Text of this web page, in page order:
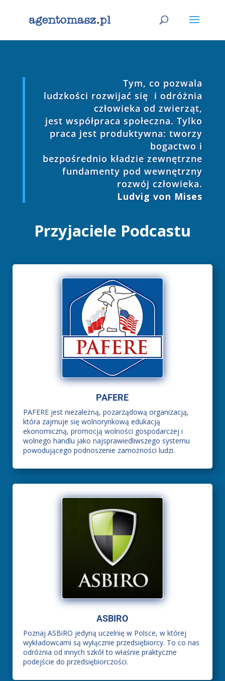
Tym, co pozwala
ludzkości rozwijać się i odróżnia
człowieka od zwierząt,
jest współpraca społeczna. Tylko
praca jest produktywna: tworzy
bogactwo i
bezpośrednio kładzie zewnętrzne
fundamenty pod wewnętrzny
rozwój człowieka.
Ludvig von Mises
Przyjaciele Podcastu
PAFERE
PAFERE jest niezależną, pozarządową organizacją,
która zajmuje się wolnorynkową edukacją
ekonomiczną, promocją wolności gospodarczej i
wolnego handlu jako najsprawiedliwszego systemu
powodującego podnoszenie zamożności ludzi.
ASBIRO
Poznaj ASBiRO jedyną uczelnię w Polsce, w której
wykładowcami są wyłącznie przedsiębiorcy. To co nas
odróżnia od innych szkół to właśnie praktyczne
podejście do przedsiębiorczości.